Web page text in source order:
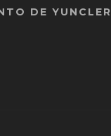
DE YUNCLER